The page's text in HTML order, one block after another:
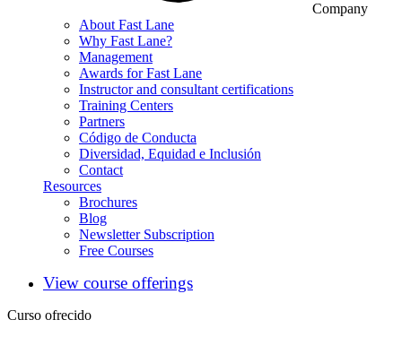
Company
About Fast Lane
Why Fast Lane?
Management
Awards for Fast Lane
Instructor and consultant certifications
Training Centers
Partners
Código de Conducta
Diversidad, Equidad e Inclusión
Contact
Resources
Brochures
Blog
Newsletter Subscription
Free Courses
View course offerings
Curso ofrecido